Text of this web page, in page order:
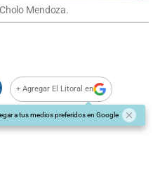
Mendoza.
+ Agregar El Litoral en
a tus medios preferidos en Google